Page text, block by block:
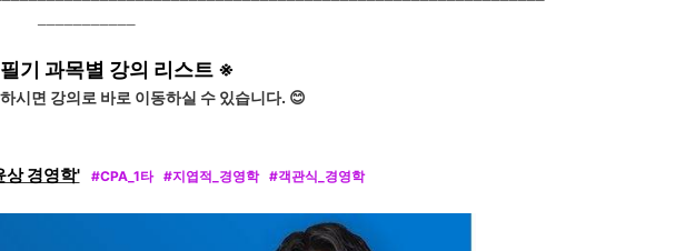
기 과목별 강의 리스트 ※
시면 강의로 바로 이동하실 수 있습니다. 😊
경영학' #CPA_1타 #지엽적_경영학 #객관식_경영학